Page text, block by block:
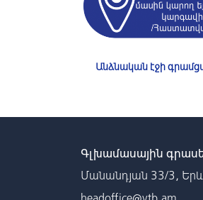
Անձնական էջի
Գլխամասային
Մանանդյան 33/3,